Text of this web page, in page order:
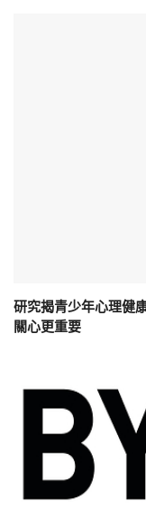
研究揭青少年心理健
關心更重要